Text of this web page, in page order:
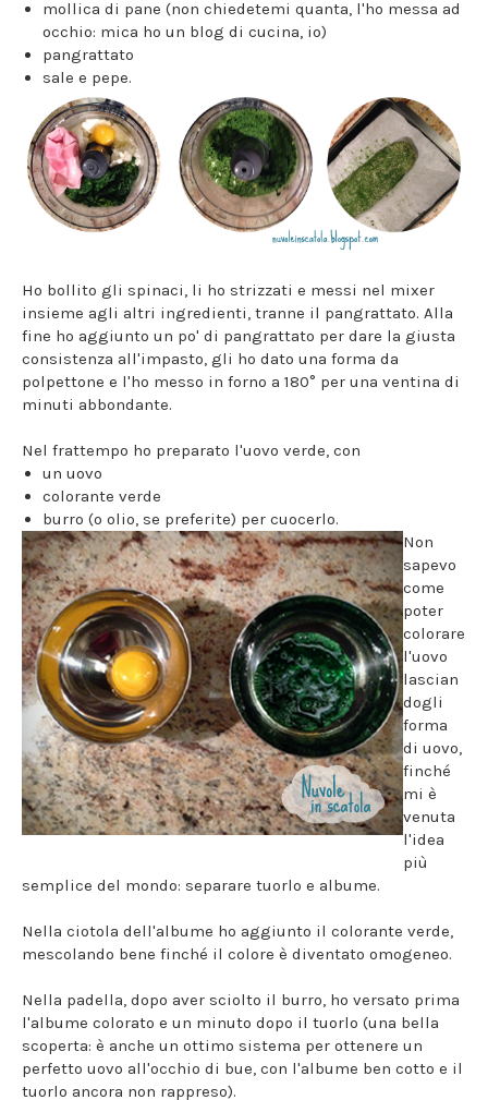
mollica di pane (non chiedetemi quanta, l'ho messa ad
occhio: mica ho un blog di cucina, io)
pangrattato
sale e pepe.
Ho bollito gli spinaci, li ho strizzati e messi nel mixer
insieme agli altri ingredienti, tranne il pangrattato. Alla
fine ho aggiunto un po' di pangrattato per dare la giusta
consistenza all'impasto, gli ho dato una forma da
polpettone e l'ho messo in forno a 180° per una ventina di
minuti abbondante.
Nel frattempo ho preparato l'uovo verde, con
un uovo
colorante verde
burro (o olio, se preferite) per cuocerlo.
Non
sapevo
come
poter
colorare
l'uovo
lascian
dogli
forma
di uovo,
finché
mi è
venuta
l'idea
più
semplice del mondo: separare tuorlo e albume.
Nella ciotola dell'albume ho aggiunto il colorante verde,
mescolando bene finché il colore è diventato omogeneo.
Nella padella, dopo aver sciolto il burro, ho versato prima
l'albume colorato e un minuto dopo il tuorlo (una bella
scoperta: è anche un ottimo sistema per ottenere un
perfetto uovo all'occhio di bue, con l'albume ben cotto e il
tuorlo ancora non rappreso).